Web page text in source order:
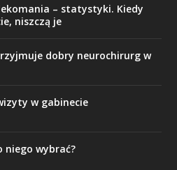
– statystyki. Kiedy
niszczą je
dobry neurochirurg w
w gabinecie
niego wybrać?